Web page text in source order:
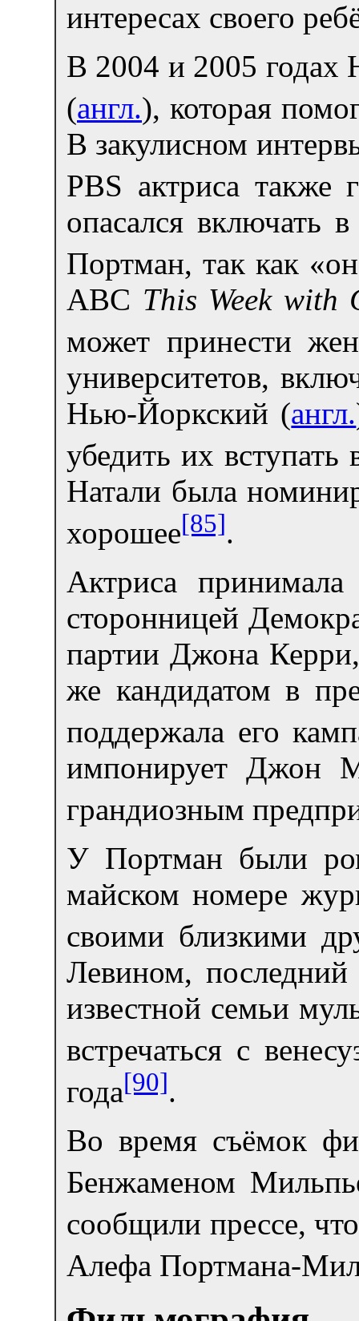
интересах своего
В 2004 и 2005 годах
(англ.), которая
В закулисном
PBS актриса также
опасался включать
Портман, так как
ABC This Week with
может принести
университетов,
Нью-Йоркский (англ.
убедить их
Натали была
хорошее[85].
Актриса
сторонницей
партии Джона
же кандидатом в
поддержала его
импонирует Джон
грандиозным
У Портман были
майском номере
своими близкими
Левином, последний
известной семьи
встречаться с
года[90].
Во время съёмок
Бенжаменом
сообщили прессе,
Алефа Портмана-